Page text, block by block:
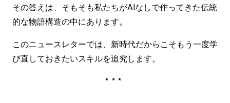
その答えは、そもそも私たちがAIなしで作ってきた伝統
的な物語構造の中にあります。
このニュースレターでは、新時代だからこそもう一度学
び直しておきたいスキルを追究します。
***